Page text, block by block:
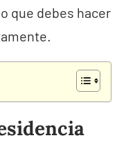
que debes hacer